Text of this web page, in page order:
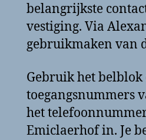
belangrijkste
vestiging. Via
gebruikmaken van
Gebruik het belblok
toegangsnummers
het
Emiclaerhof in. Je